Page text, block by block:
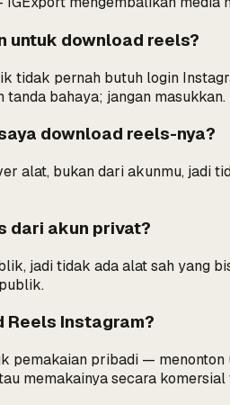
untuk download reels?
tidak pernah butuh login
bahaya; jangan masukkan.
download reels-nya?
alat, bukan dari akunmu, jadi
dari akun privat?
jadi tidak ada alat sah yang
Instagram?
pemakaian pribadi —
memakainya secara